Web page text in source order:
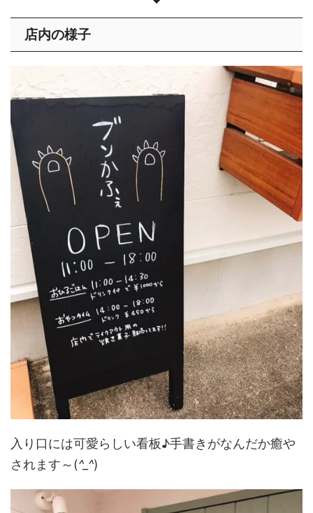
店内の様子
入り口には可愛らしい看板♪手書きがなんだか癒や
されます～(^_^)